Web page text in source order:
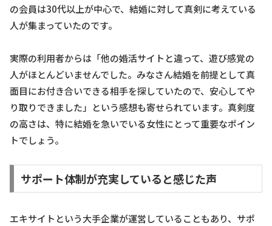
の会員は30代以上が中心で、結婚に対して真剣に考えている
人が集まっていたのです。
実際の利用者からは「他の婚活サイトと違って、遊び感覚の
人がほとんどいませんでした。みなさん結婚を前提として真
面目にお付き合いできる相手を探していたので、安心してや
り取りできました」という感想も寄せられています。真剣度
の高さは、特に結婚を急いでいる女性にとって重要なポイン
トでしょう。
サポート体制が充実していると感じた声
エキサイトという大手企業が運営していることもあり、サポ